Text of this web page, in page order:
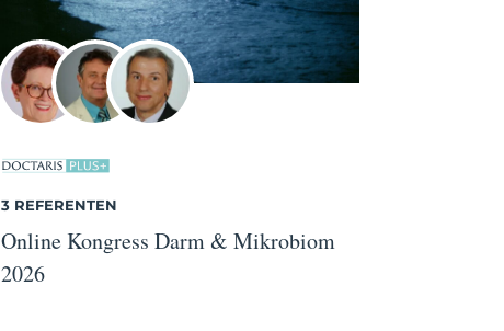
3 REFERENTEN
Online Kongress Darm & Mikrobiom
2026